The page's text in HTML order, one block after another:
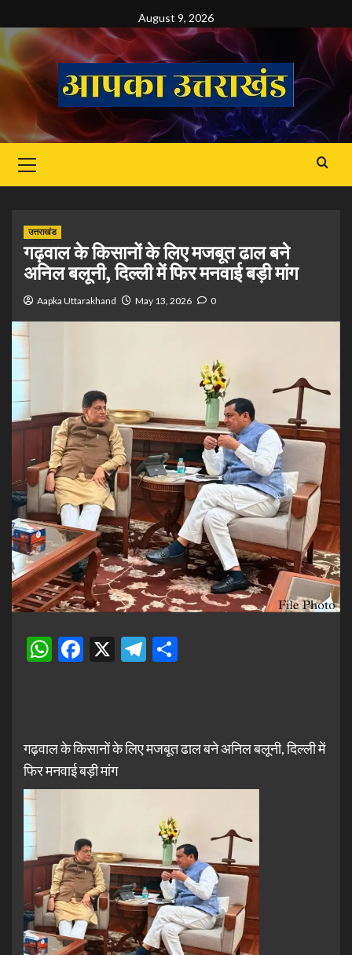
to
content
August 9, 2026
Menu
उत्तराखंड
गढ़वाल के किसानों के लिए मजबूत ढाल बने
अनिल बलूनी, दिल्ली में फिर मनवाई बड़ी मांग
Aapka Uttarakhand May 13, 2026 0
WhatsApp
Facebook
X Telegram
गढ़वाल के किसानों के लिए मजबूत ढाल बने अनिल बलूनी, दिल्ली में
फिर मनवाई बड़ी मांग